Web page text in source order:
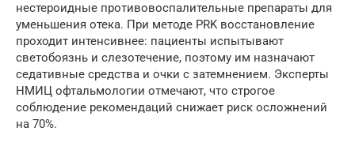
нестероидные противовоспалительные препараты для
уменьшения отека. При методе PRK восстановление
проходит интенсивнее: пациенты испытывают
светобоязнь и слезотечение, поэтому им назначают
седативные средства и очки с затемнением. Эксперты
НМИЦ офтальмологии отмечают, что строгое
соблюдение рекомендаций снижает риск осложнений
на 70%.